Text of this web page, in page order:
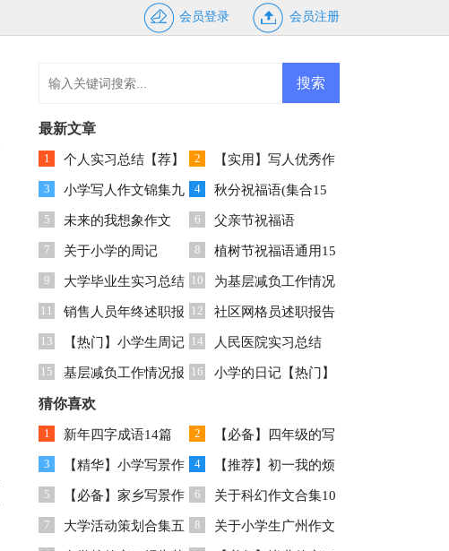
会员登录 会员注册
最新文章
1 个人实习总结【荐】 2 【实用】写人优秀作
文300字集合十篇
3 小学写人作文锦集九
篇
4 秋分祝福语(集合15
篇)
5 未来的我想象作文
400字九篇
6 父亲节祝福语
7 关于小学的周记 8 植树节祝福语通用15
篇
9 大学毕业生实习总结
15篇
10 为基层减负工作情况
报告
11 销售人员年终述职报
告12篇
12 社区网格员述职报告
13 【热门】小学生周记
3篇
14 人民医院实习总结
15 基层减负工作情况报
告合集8篇
16 小学的日记【热门】
猜你喜欢
1 新年四字成语14篇 2 【必备】四年级的写
物作文300字4篇
3 【精华】小学写景作
文300字4篇
4 【推荐】初一我的烦
恼作文合集五篇
5 【必备】家乡写景作
文300字三篇
6 关于科幻作文合集10
篇
7 大学活动策划合集五 8 关于小学生广州作文